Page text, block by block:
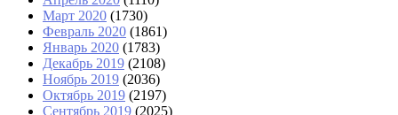
Март 2020 (1730)
Февраль 2020 (1861)
Январь 2020 (1783)
Декабрь 2019 (2108)
Ноябрь 2019 (2036)
Октябрь 2019 (2197)
Сентябрь 2019 (2025)